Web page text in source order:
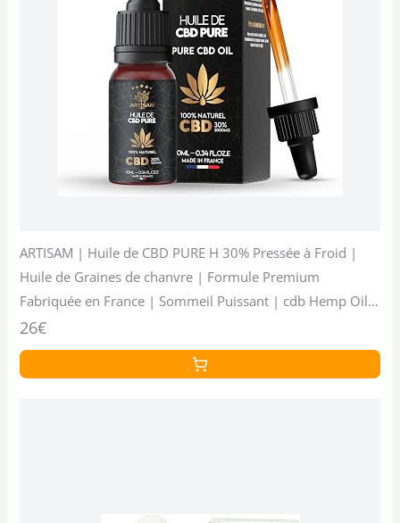
ARTISAM | Huile de CBD PURE H 30% Pressée à Froid |
Huile de Graines de chanvre | Formule Premium
Fabriquée en France | Sommeil Puissant | cdb Hemp Oil
herbe puff hhc 10ml
26€